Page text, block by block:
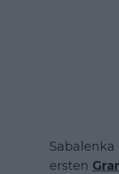
ersten